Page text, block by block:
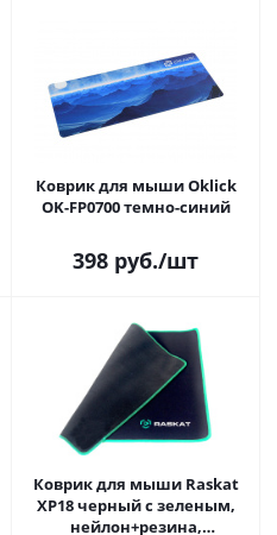
Коврик для мыши Oklick
OK-FP0700 темно-синий
398 руб./шт
Коврик для мыши Raskat
XP18 черный с зеленым,
нейлон+резина,